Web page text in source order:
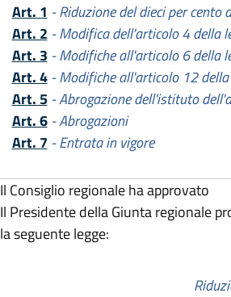
Art. 1 - Riduzione del dieci per
Art. 2 - Modifica dell'articolo 4 della
Art. 3 - Modifiche all'articolo 6 della
Art. 4- Modifiche all'articolo 12
Art. 5- Abrogazione dell'istituto
Art. 6- Abrogazioni
Art. 7 - Entrata in vigore
Il Consiglio regionale ha approvato
Il Presidente della Giunta regionale
la seguente legge: